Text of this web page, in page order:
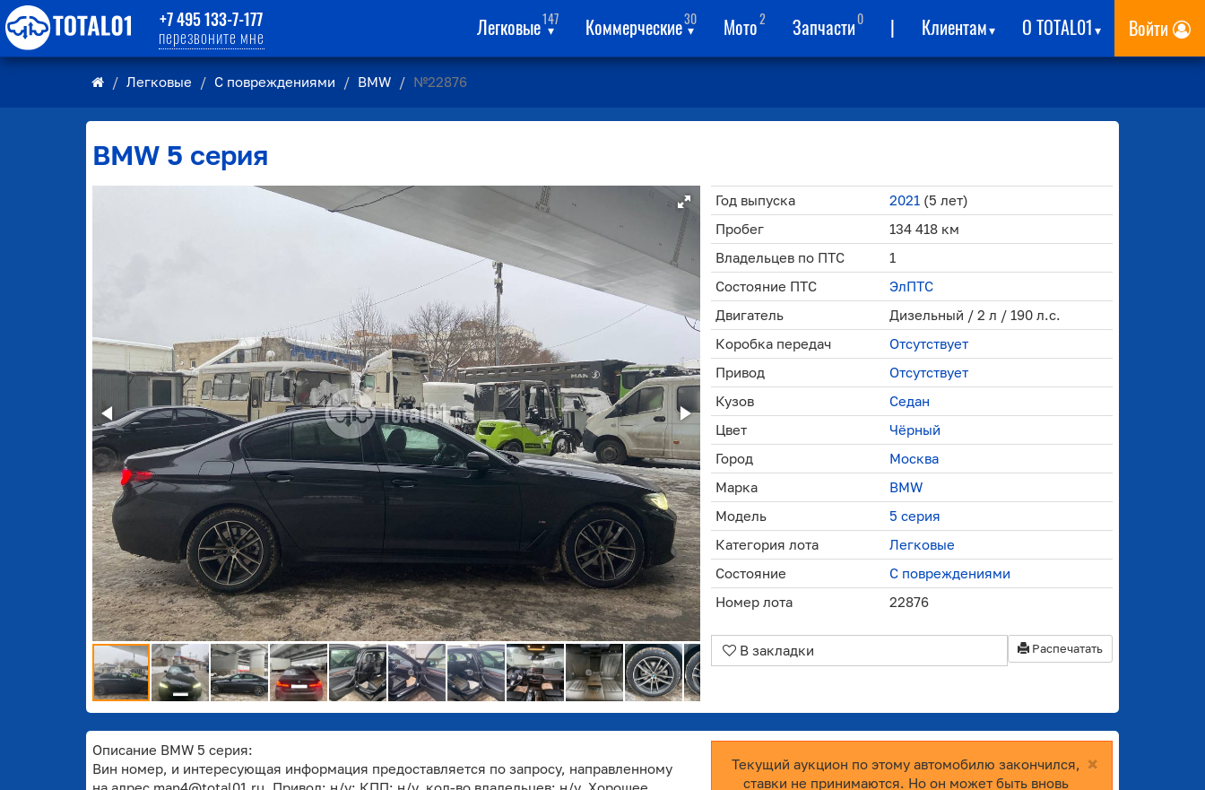
+7 495 133-7-177
перезвоните мне Легковые147
▾ Коммерческие30
▾ Мото2 Запчасти0 | Клиентам▾ О TOTAL01▾ Войти
Легковые С повреждениями BMW №22876
BMW 5 серия
Год выпуска 2021 (5 лет)
Пробег
134 418 км
Владельцев по ПТС
1
Состояние ПТС
ЭлПТС
Двигатель
Дизельный / 2 л / 190 л.с.
Коробка передач
Отсутствует
Привод
Отсутствует
Кузов
Седан
Цвет
Чёрный
Город
Москва
Марка
BMW
Модель
5 серия
Категория лота
Легковые
Состояние
С повреждениями
Номер лота
22876
Распечатать
В закладки
Описание BMW 5 серия:
Вин номер, и интересующая информация предоставляется по запросу, направленному
×
Текущий аукцион по этому автомобилю закончился,
ставки не принимаются. Но он может быть вновь